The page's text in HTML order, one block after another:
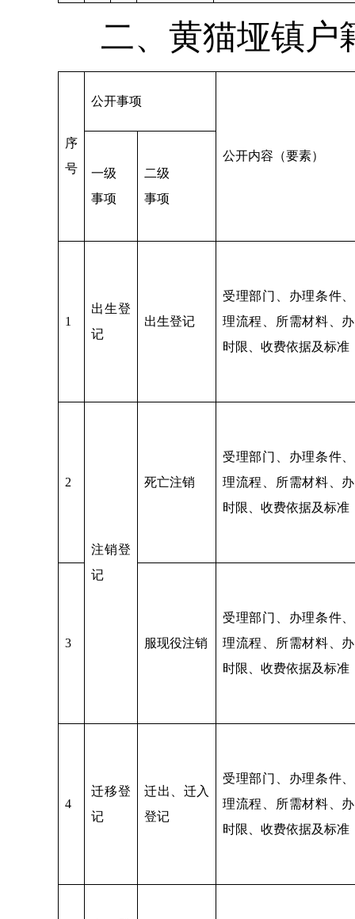
二、黄猫垭镇户
序
号
公开事项
公开内容（要素）
一级
事项
二级
事项
1
出生登
记
出生登记
受理部门、办理条件
理流程、所需材料、
时限、收费依据及标准
2
注销登
记
死亡注销
受理部门、办理条件
理流程、所需材料、
时限、收费依据及标准
3 服现役注销
受理部门、办理条件
理流程、所需材料、
时限、收费依据及标准
4
迁移登
记
迁出、迁入
登记
受理部门、办理条件
理流程、所需材料、
时限、收费依据及标准